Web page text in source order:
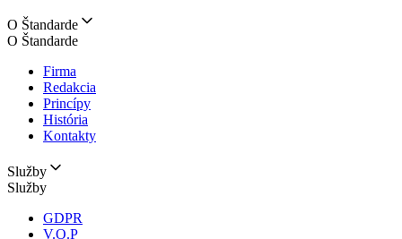
O Štandarde
O Štandarde
Firma
Redakcia
Princípy
História
Kontakty
Služby
Služby
GDPR
V.O.P